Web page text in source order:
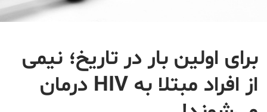
برای اولین بار در تاریخ؛ نیمی
از افراد مبتلا به HIV درمان